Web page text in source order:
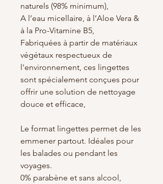
naturels (98% minimum),
A l’eau micellaire, à l’Aloe Vera &
à la Pro-Vitamine B5,
Fabriquées à partir de matériaux
végétaux respectueux de
l'environnement, ces lingettes
sont spécialement conçues pour
offrir une solution de nettoyage
douce et efficace,
Le format lingettes permet de les
emmener partout. Idéales pour
les balades ou pendant les
voyages.
0% parabène et sans alcool,